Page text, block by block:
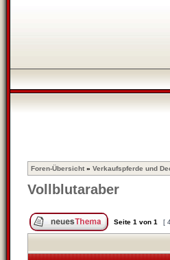
Foren-Übersicht » Verkaufspferde und
Vollblutaraber
Seite 1 von 1 [